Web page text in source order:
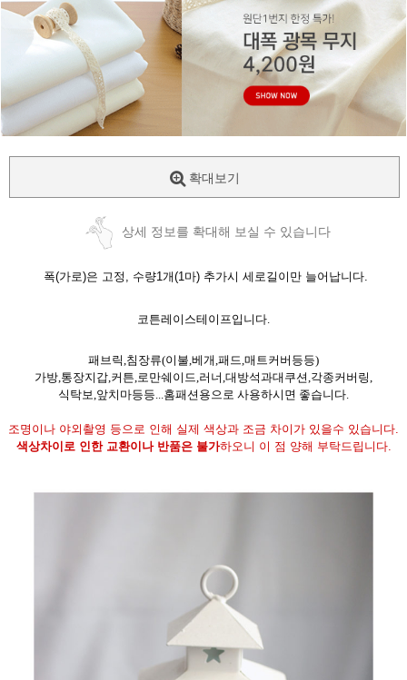
확대보기
상세 정보를 확대해 보실 수 있습니다
폭(가로)은 고정, 수량1개(1마) 추가시 세로길이만 늘어납니다.
코튼레이스테이프입니다.
패브릭,침장류(이불,베개,패드,매트커버등등)
가방,통장지갑,커튼,로만쉐이드,러너,대방석과대쿠션,각종커버링,
식탁보,앞치마등등...홈패션용으로 사용하시면 좋습니다.
조명이나 야외촬영 등으로 인해 실제 색상과 조금 차이가 있을수 있습니다.
색상차이로 인한 교환이나 반품은 불가하오니 이 점 양해 부탁드립니다.